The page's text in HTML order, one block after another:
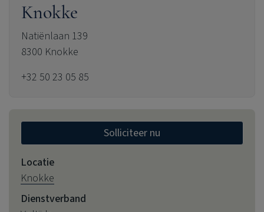
Knokke
Natiënlaan 139
8300 Knokke
+32 50 23 05 85
Solliciteer nu
Locatie
Knokke
Dienstverband